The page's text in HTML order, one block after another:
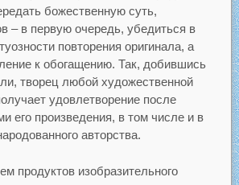
божественную суть,
– в первую очередь, убедиться в
повторения оригинала, а
к обогащению. Так, добившись
творец любой художественной
удовлетворение после
его произведения, в том числе и в
авторства.
продуктов изобразительного